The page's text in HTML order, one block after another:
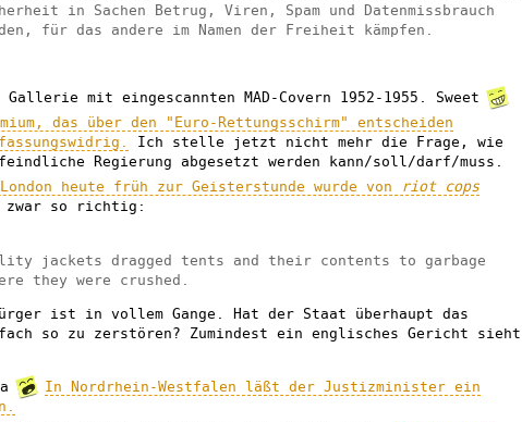
in Sachen Betrug, Viren, Spam und Datenmissbrauch
für das andere im Namen der Freiheit kämpfen.
mit eingescannten MAD-Covern 1952-1955. Sweet
das über den "Euro-Rettungsschirm" entscheiden
Ich stelle jetzt nicht mehr die Frage, wie
Regierung abgesetzt werden kann/soll/darf/muss.
London heute früh zur Geisterstunde wurde von
riot cops
zwar so richtig:
jackets dragged tents and their contents to garbage
they were crushed.
ist in vollem Gange. Hat der Staat überhaupt das
so zu zerstören? Zumindest ein englisches Gericht sieht
In Nordrhein-Westfalen läßt der Justizminister ein